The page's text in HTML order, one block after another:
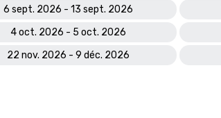
6 sept. 2026 - 13 sept. 2026
4 oct. 2026 - 5 oct. 2026
22 nov. 2026 - 9 déc. 2026